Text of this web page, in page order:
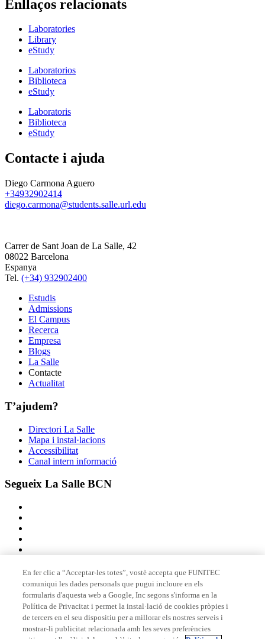
Enllaços relacionats
Laboratories
Library
eStudy
Laboratorios
Biblioteca
eStudy
Laboratoris
Biblioteca
eStudy
Contacte i ajuda
Diego Carmona Aguero
+34932902414
diego.carmona@students.salle.url.edu
Carrer de Sant Joan de La Salle, 42
08022 Barcelona
Espanya
Tel. (+34) 932902400
Estudis
Admissions
El Campus
Recerca
Empresa
Blogs
La Salle
Contacte
Actualitat
T’ajudem?
Directori La Salle
Mapa i instal·lacions
Accessibilitat
Canal intern informació
Segueix La Salle BCN
Membre de
Acreditacions
En fer clic a “Acceptar-les totes”, vostè accepta que FUNITEC
comuniqui les dades personals que pugui incloure en els
formularis d'aquesta web a Google, Inc segons s'informa en la
Política de Privacitat i permet la instal·lació de cookies pròpies i
de tercers en el seu dispositiu per a millorar els nostres serveis i
mostrar-li publicitat relacionada amb les seves preferències